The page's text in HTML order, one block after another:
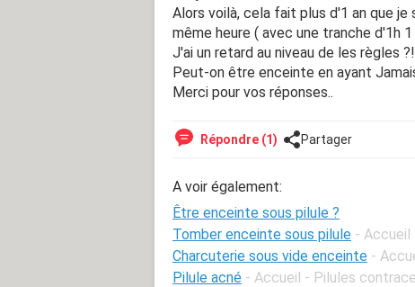
Alors voilà, cela fait plus d'1 an que je
même heure ( avec une tranche d'1h
J'ai un retard au niveau de les règles
Peut-on être enceinte en ayant
Merci pour vos réponses..
Répondre (1) Partager
A voir également:
Être enceinte sous pilule ?
Tomber enceinte sous pilule - Accueil
Charcuterie sous vide enceinte -
Pilule acné - Accueil - Pilules